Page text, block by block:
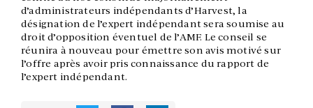
d’administrateurs indépendants d’Harvest, la
désignation de l’expert indépendant sera soumise au
droit d’opposition éventuel de l’AMF. Le conseil se
réunira à nouveau pour émettre son avis motivé sur
l’offre après avoir pris connaissance du rapport de
l’expert indépendant.